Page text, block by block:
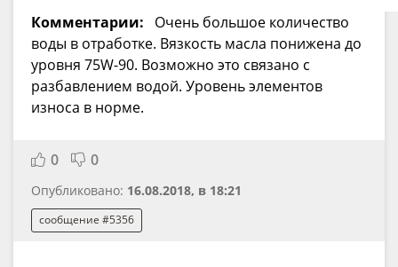
Комментарии:
Очень большое количество
воды в отработке. Вязкость масла понижена до
уровня 75W-90. Возможно это связано с
разбавлением водой. Уровень элементов
износа в норме.
0 0
Опубликовано: 16.08.2018, в 18:21
сообщение #5356